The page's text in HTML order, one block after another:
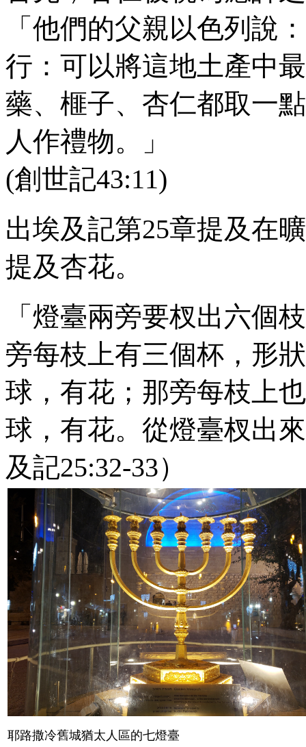
「他們的父親以色列說
行：可以將這地土產中
藥、榧子、杏仁都取一
人作禮物。」
(創世記43:11)
出埃及記第25章提及在
提及杏花。
「燈臺兩旁要杈出六個
旁每枝上有三個杯，形
球，有花；那旁每枝上
球，有花。從燈臺杈出
及記25:32-33）
耶路撒冷舊城猶太人區的七燈臺